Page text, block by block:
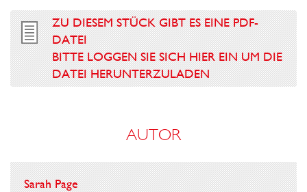
ZU DIESEM STÜCK GIBT ES EINE PDF-
DATEI
BITTE LOGGEN SIE SICH HIER EIN UM DIE
DATEI HERUNTERZULADEN
AUTOR
Sarah Page